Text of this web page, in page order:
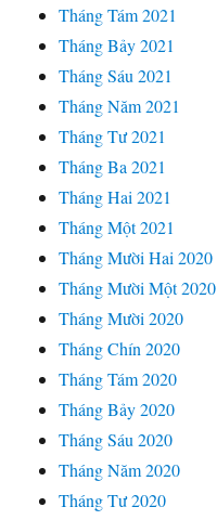
Tháng Tám 2021
Tháng Bảy 2021
Tháng Sáu 2021
Tháng Năm 2021
Tháng Tư 2021
Tháng Ba 2021
Tháng Hai 2021
Tháng Một 2021
Tháng Mười Hai 2020
Tháng Mười Một 2020
Tháng Mười 2020
Tháng Chín 2020
Tháng Tám 2020
Tháng Bảy 2020
Tháng Sáu 2020
Tháng Năm 2020
Tháng Tư 2020